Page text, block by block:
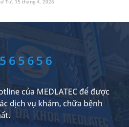
nhẹ như nướu sưng đỏ, dễ chảy máu
có thể tiến triển thành viêm nha chu, gây
mất răng về sau.
của MEDLATEC để được
dịch vụ khám, chữa bệnh